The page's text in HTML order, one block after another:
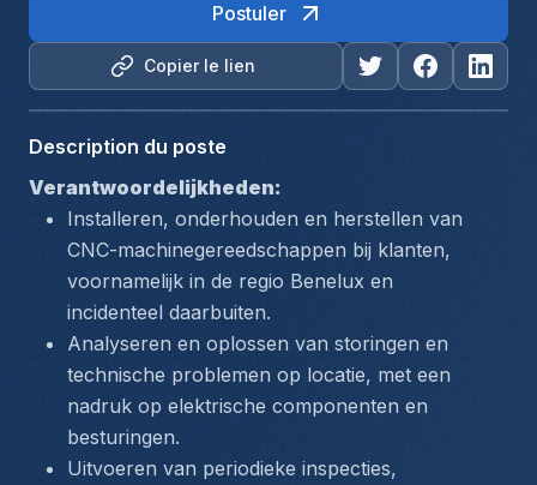
Copier le lien
Postuler
Description du poste
Verantwoordelijkheden:
Installeren, onderhouden en herstellen van
CNC-machinegereedschappen bij klanten,
voornamelijk in de regio Benelux en
incidenteel daarbuiten.
Analyseren en oplossen van storingen en
technische problemen op locatie, met een
nadruk op elektrische componenten en
besturingen.
Uitvoeren van periodieke inspecties,